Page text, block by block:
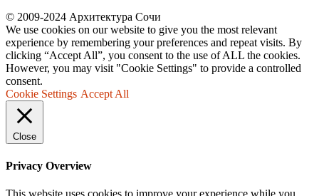
© 2009-2024 Архитектура Сочи
We use cookies on our website to give you the most relevant
experience by remembering your preferences and repeat visits. By
clicking “Accept All”, you consent to the use of ALL the cookies.
However, you may visit "Cookie Settings" to provide a controlled
consent.
Cookie Settings Accept All
Close
Privacy Overview
This website uses cookies to improve your experience while you